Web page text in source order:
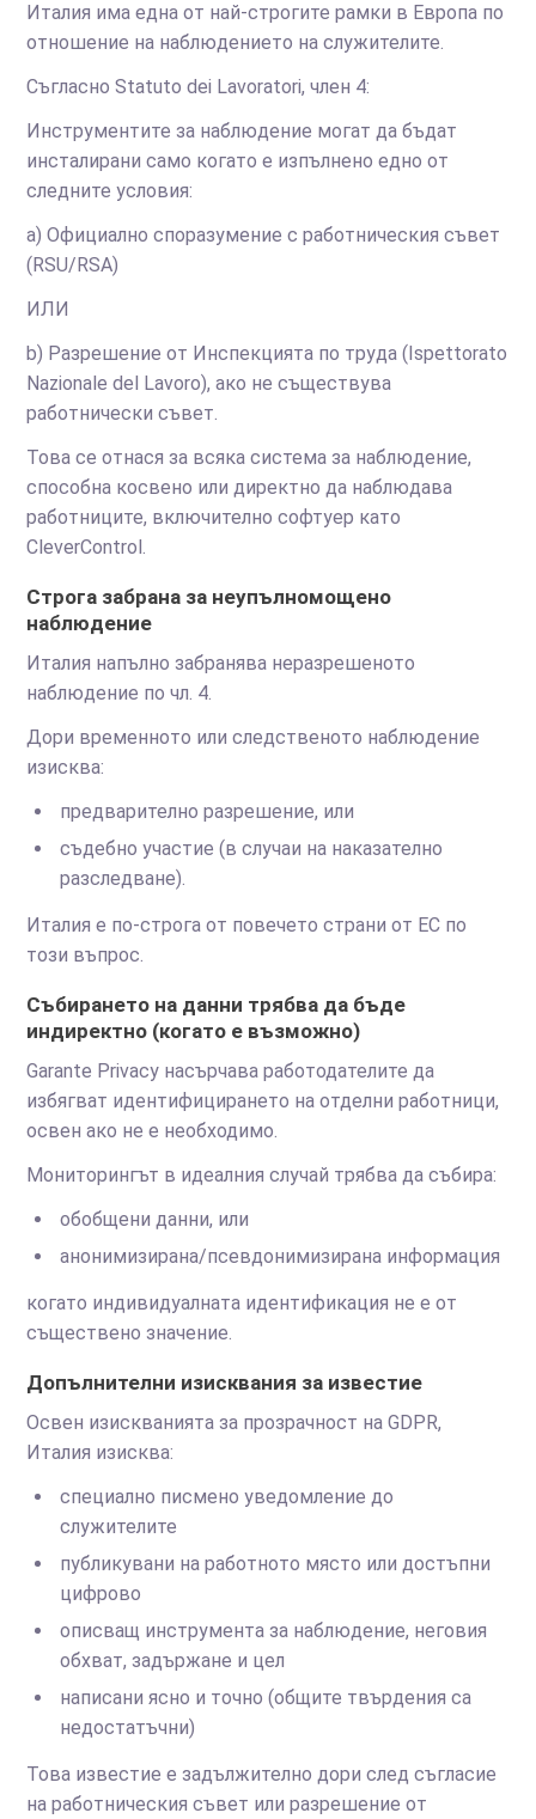
Италия има една от най-строгите рамки в Европа по
отношение на наблюдението на служителите.
Съгласно Statuto dei Lavoratori, член 4:
Инструментите за наблюдение могат да бъдат
инсталирани само когато е изпълнено едно от
следните условия:
а) Официално споразумение с работническия съвет
(RSU/RSA)
ИЛИ
b) Разрешение от Инспекцията по труда (Ispettorato
Nazionale del Lavoro), ако не съществува
работнически съвет.
Това се отнася за всяка система за наблюдение,
способна косвено или директно да наблюдава
работниците, включително софтуер като
CleverControl.
Строга забрана за неупълномощено
наблюдение
Италия напълно забранява неразрешеното
наблюдение по чл. 4.
Дори временното или следственото наблюдение
изисква:
предварително разрешение, или
съдебно участие (в случаи на наказателно
разследване).
Италия е по-строга от повечето страни от ЕС по
този въпрос.
Събирането на данни трябва да бъде
индиректно (когато е възможно)
Garante Privacy насърчава работодателите да
избягват идентифицирането на отделни работници,
освен ако не е необходимо.
Мониторингът в идеалния случай трябва да събира:
обобщени данни, или
анонимизирана/псевдонимизирана информация
когато индивидуалната идентификация не е от
съществено значение.
Допълнителни изисквания за известие
Освен изискванията за прозрачност на GDPR,
Италия изисква:
специално писмено уведомление до
служителите
публикувани на работното място или достъпни
цифрово
описващ инструмента за наблюдение, неговия
обхват, задържане и цел
написани ясно и точно (общите твърдения са
недостатъчни)
Това известие е задължително дори след съгласие
на работническия съвет или разрешение от